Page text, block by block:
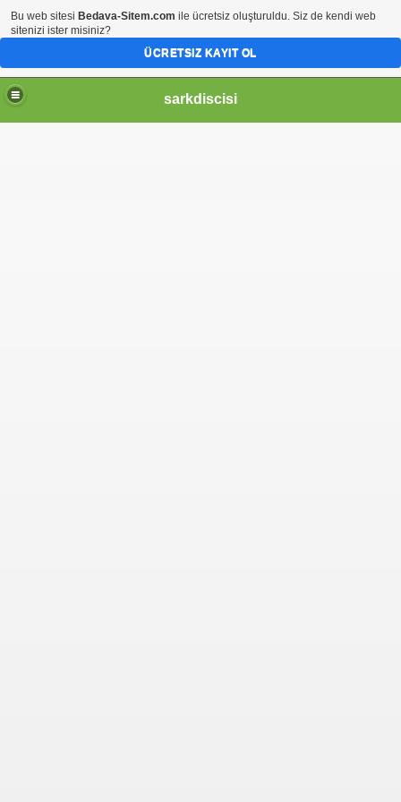
sarkdiscisi
Bu web sitesi Bedava-Sitem.com ile ücretsiz oluşturuldu. Siz de kendi web
sitenizi ister misiniz?
ÜCRETSIZ KAYIT OL